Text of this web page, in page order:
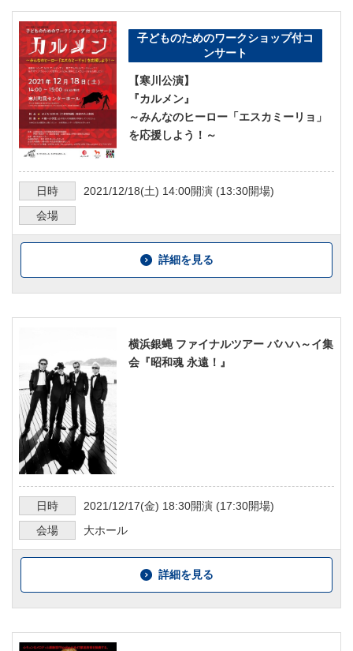
子どものためのワークショップ付コ
ンサート
【寒川公演】
『カルメン』
～みんなのヒーロー「エスカミーリョ」
を応援しよう！～
日時 2021/12/18(土) 14:00開演 (13:30開場)
会場
詳細を見る
横浜銀蝿 ファイナルツアー バハハ～イ集
会『昭和魂 永遠！』
日時 2021/12/17(金) 18:30開演 (17:30開場)
会場
大ホール
詳細を見る